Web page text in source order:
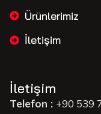
Ürünlerimiz
İletişim
İletişim
Telefon : +90 539